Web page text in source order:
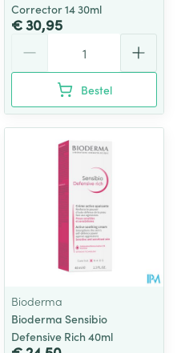
Corrector 14 30ml
€ 30,95
Bestel
Bioderma
Bioderma Sensibio
Defensive Rich 40ml